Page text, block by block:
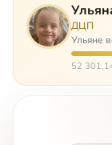
ДЦП
Ульяне
52